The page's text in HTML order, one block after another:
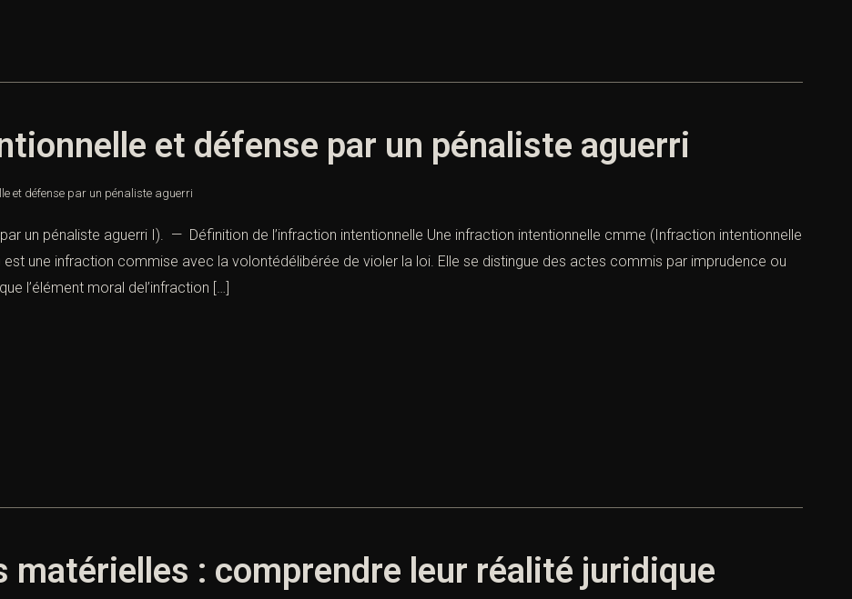
et défense par un pénaliste aguerri
et défense par un pénaliste aguerri
un pénaliste aguerri I). — Définition de l’infraction intentionnelle Une infraction intentionnelle cmme (Infraction intentionnelle
est une infraction commise avec la volontédélibérée de violer la loi. Elle se distingue des actes commis par imprudence ou
l’élément moral del’infraction […]
matérielles : comprendre leur réalité juridique